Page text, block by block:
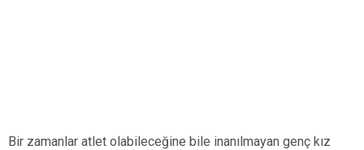
Bir zamanlar atlet olabileceğine bile inanılmayan genç kız